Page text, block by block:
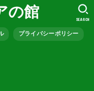
の館
プライバシーポリシー
SEARCH